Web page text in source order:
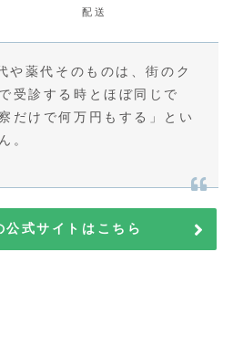
配送
や薬代そのものは、街のク
受診する時とほぼ同じで
だけで何万円もする」とい
。
公式サイトはこちら